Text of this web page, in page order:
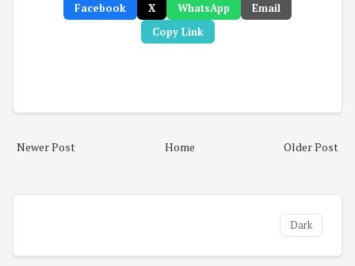
Facebook X WhatsApp
Email
Copy Link
Newer Post Older Post
Home
Dark